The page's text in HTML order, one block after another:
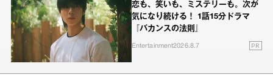
恋も、笑いも、ミステリーも。次が
気になり続ける！ 1話15分ドラマ
『バカンスの法則』
Entertainment2026.8.7 PR